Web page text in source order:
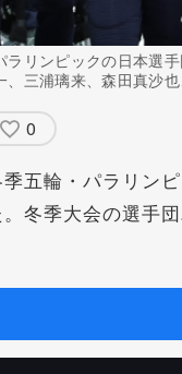
リンピックの日本選
、三浦璃来、森田真沙
0
五輪・パラリン
冬季大会の選手